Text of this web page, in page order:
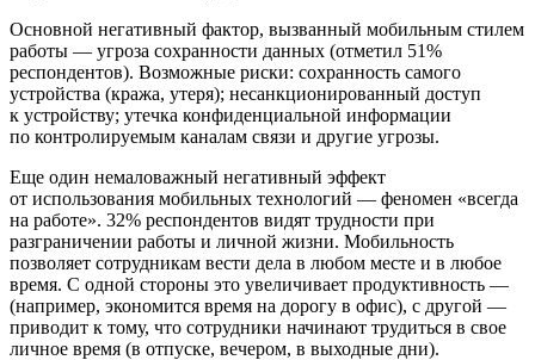
Основной негативный фактор, вызванный мобильным стилем
работы — угроза сохранности данных (отметил 51%
респондентов). Возможные риски: сохранность самого
устройства (кража, утеря); несанкционированный доступ
к устройству; утечка конфиденциальной информации
по контролируемым каналам связи и другие угрозы.
Еще один немаловажный негативный эффект
от использования мобильных технологий — феномен «всегда
на работе». 32% респондентов видят трудности при
разграничении работы и личной жизни. Мобильность
позволяет сотрудникам вести дела в любом месте и в любое
время. С одной стороны это увеличивает продуктивность —
(например, экономится время на дорогу в офис), с другой —
приводит к тому, что сотрудники начинают трудиться в свое
личное время (в отпуске, вечером, в выходные дни).